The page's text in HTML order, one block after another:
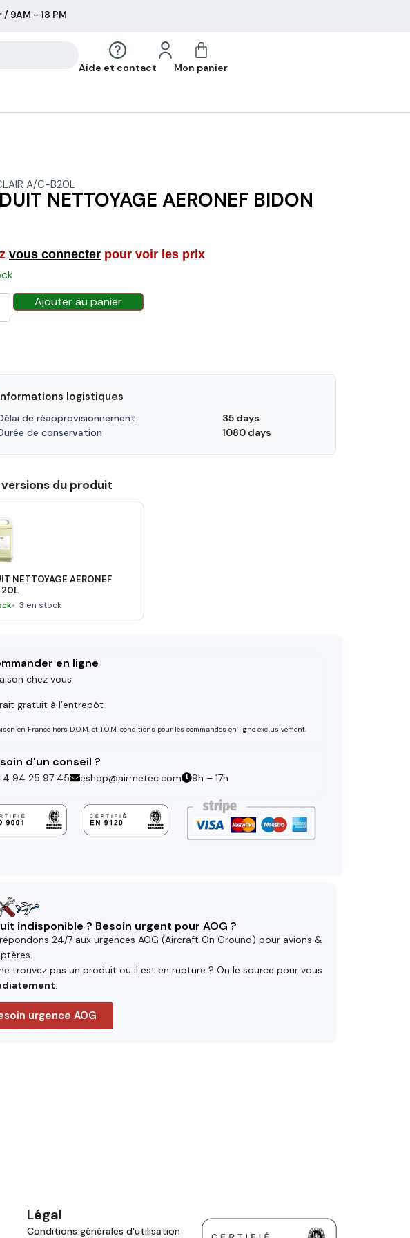
/ 9AM - 18 PM
Aide et contact Mon panier
A/C-B20L
NETTOYAGE AERONEF BIDON
vous connecter pour voir les prix
Ajouter au panier
logistiques
de réapprovisionnement
35 days
de conservation
1080 days
du produit
NETTOYAGE AERONEF
20L
3 en stock
en ligne
chez vous
gratuit à l’entrepôt
en France hors D.O.M. et T.O.M, conditions pour les commandes en ligne exclusivement.
d'un conseil ?
4 94 25 97 45 eshop@airmetec.com 9h – 17h
indisponible ? Besoin urgent pour AOG ?
24/7 aux urgences AOG (Aircraft On Ground) pour avions &
trouvez pas un produit ou il est en rupture ? On le source pour vous
.
urgence AOG
Légal
Conditions générales d'utilisation